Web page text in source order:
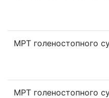
МРТ голеностопного
МРТ голеностопного